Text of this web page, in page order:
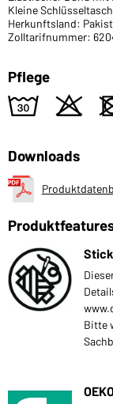
Kleine
Herkunftsland:
Zolltarifnummer:
Pflege
w o
Downloads
Stick
Bitte